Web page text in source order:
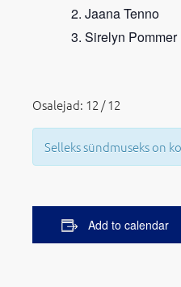
Jaana Tenno
Sirelyn Pommer
Osalejad: 12 / 12
Selleks sündmuseks on
Add to calendar